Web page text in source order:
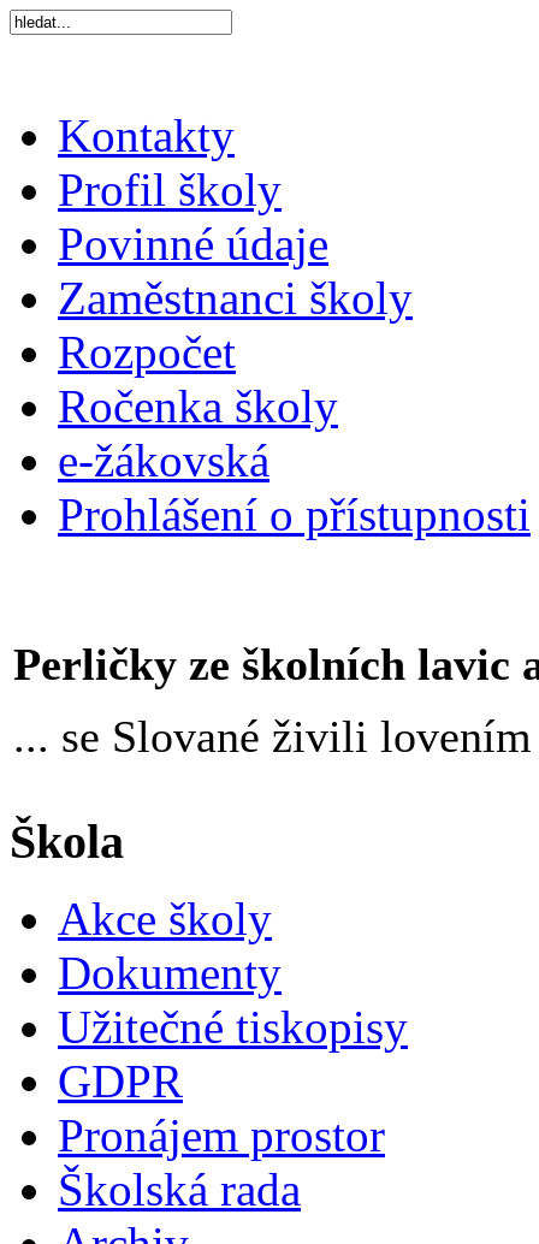
Kontakty
Profil školy
Povinné údaje
Zaměstnanci školy
Rozpočet
Ročenka školy
e-žákovská
Prohlášení o přístupnosti
Perličky ze školních lavic
... se Slované živili
Škola
Akce školy
Dokumenty
Užitečné tiskopisy
GDPR
Pronájem prostor
Školská rada